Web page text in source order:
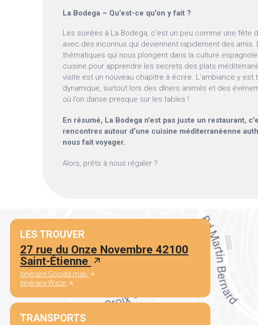
La Bodega – Qu’est-ce qu’on y fait ?
Les soirées à La Bodega, c’est un peu comme une fête
avec des inconnus qui deviennent rapidement des amis.
thématiques qui nous plongent dans la culture
cuisine pour apprendre les secrets des plats
visite est un nouveau chapitre à écrire. L’ambiance y est
dynamique, surtout lors des dîners animés et des
où l’on danse presque sur les tables !
En résumé, La Bodega n’est pas juste un restaurant,
rencontres autour d’une cuisine méditerranéenne
nous fait voyager.
Alors, prêts à nous régaler ?
LES TROUVER
27 rue du Onze Novembre 42100
Saint-Étienne
itinéraire Google map
itinéraire Waze
TRANSPORTS